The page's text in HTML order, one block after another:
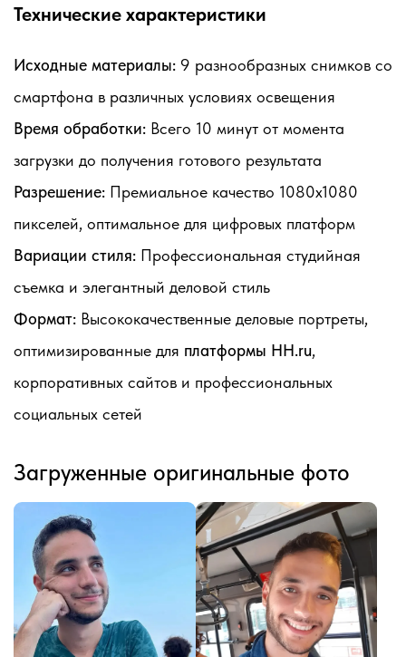
Технические характеристики
Исходные материалы: 9 разнообразных снимков со
смартфона в различных условиях освещения
Время обработки: Всего 10 минут от момента
загрузки до получения готового результата
Разрешение: Премиальное качество 1080x1080
пикселей, оптимальное для цифровых платформ
Вариации стиля: Профессиональная студийная
съемка и элегантный деловой стиль
Формат: Высококачественные деловые портреты,
оптимизированные для платформы HH.ru,
корпоративных сайтов и профессиональных
социальных сетей
Загруженные оригинальные фото